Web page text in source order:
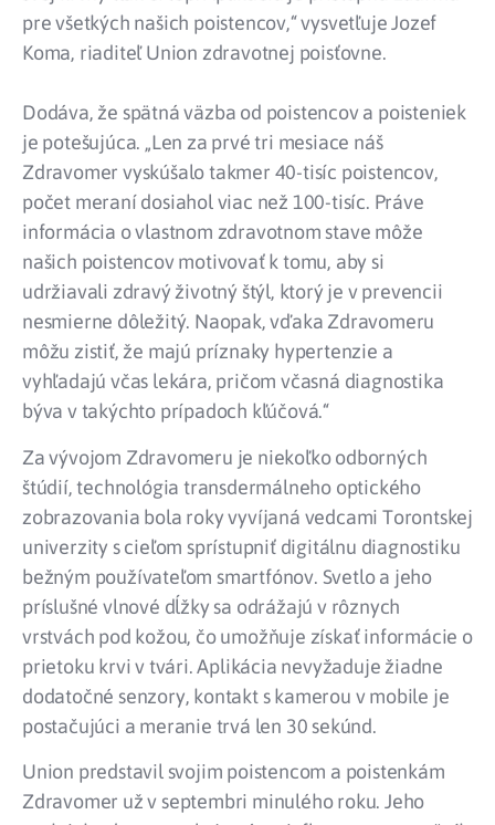
pre všetkých našich poistencov,“ vysvetľuje Jozef
Koma, riaditeľ Union zdravotnej poisťovne.
Dodáva, že spätná väzba od poistencov a poisteniek
je potešujúca. „Len za prvé tri mesiace náš
Zdravomer vyskúšalo takmer 40-tisíc poistencov,
počet meraní dosiahol viac než 100-tisíc. Práve
informácia o vlastnom zdravotnom stave môže
našich poistencov motivovať k tomu, aby si
udržiavali zdravý životný štýl, ktorý je v prevencii
nesmierne dôležitý. Naopak, vďaka Zdravomeru
môžu zistiť, že majú príznaky hypertenzie a
vyhľadajú včas lekára, pričom včasná diagnostika
býva v takýchto prípadoch kľúčová.“
Za vývojom Zdravomeru je niekoľko odborných
štúdií, technológia transdermálneho optického
zobrazovania bola roky vyvíjaná vedcami Torontskej
univerzity s cieľom sprístupniť digitálnu diagnostiku
bežným používateľom smartfónov. Svetlo a jeho
príslušné vlnové dĺžky sa odrážajú v rôznych
vrstvách pod kožou, čo umožňuje získať informácie o
prietoku krvi v tvári. Aplikácia nevyžaduje žiadne
dodatočné senzory, kontakt s kamerou v mobile je
postačujúci a meranie trvá len 30 sekúnd.
Union predstavil svojim poistencom a poistenkám
Zdravomer už v septembri minulého roku. Jeho